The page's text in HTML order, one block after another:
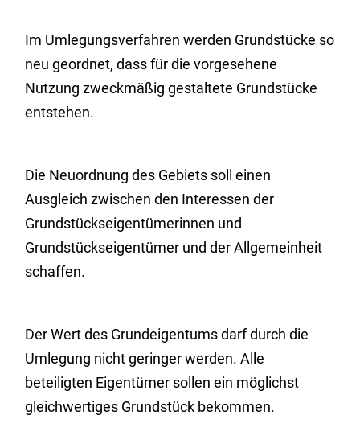
Im Umlegungsverfahren werden Grundstücke so
neu geordnet, dass für die vorgesehene
Nutzung zweckmäßig gestaltete Grundstücke
entstehen.
Die Neuordnung des Gebiets soll einen
Ausgleich zwischen den Interessen der
Grundstückseigentümerinnen und
Grundstückseigentümer und der Allgemeinheit
schaffen.
Der Wert des Grundeigentums darf durch die
Umlegung nicht geringer werden. Alle
beteiligten Eigentümer sollen ein möglichst
gleichwertiges Grundstück bekommen.